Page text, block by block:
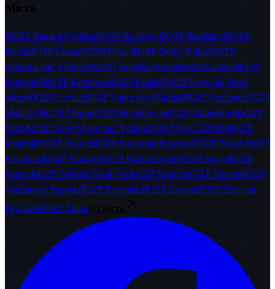
Міста
BOZPBanská BystricaBOZPBardejovBOZPBratislavaBOZP
BytčaBOZPČadcaBOZPDetvaBOZPDolný KubínBOZP
Dubnica nad VáhomBOZPDunajská StredaBOZPGalantaBOZP
HumennéBOZPKomárnoBOZPKošiceBOZPKysucké Nové
MestoBOZPLeviceBOZPLiptovský MikulášBOZPLučenecBOZP
MalackyBOZPMartinBOZPMichalovceBOZPNámestovoBOZP
NitraBOZPNové Mesto nad VáhomBOZPNové ZámkyBOZP
PezinokBOZPPopradBOZPPovažská BystricaBOZPPrešovBOZP
PrievidzaBOZPPúchovBOZPRužomberokBOZP SenecBOZP
SenicaBOZP Spišská Nová VesBOZPTrenčínBOZPTrnavaBOZP
Turčianske TepliceBOZPTvrdošínBOZP ZvolenBOZP Žiar nad
HronomBOZP Žilina Усі міста